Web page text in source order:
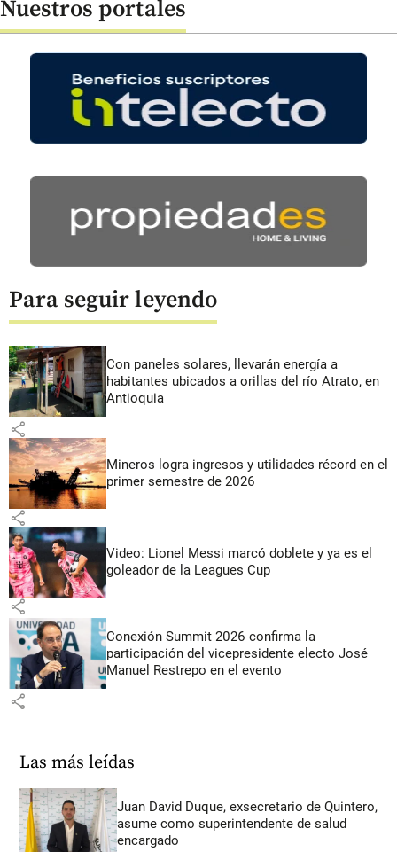
Nuestros portales
Para seguir leyendo
Con paneles solares, llevarán energía a
habitantes ubicados a orillas del río Atrato, en
Antioquia
share
Mineros logra ingresos y utilidades récord en el
primer semestre de 2026
share
Video: Lionel Messi marcó doblete y ya es el
goleador de la Leagues Cup
share
Conexión Summit 2026 confirma la
participación del vicepresidente electo José
Manuel Restrepo en el evento
share
Las más leídas
Juan David Duque, exsecretario de Quintero,
asume como superintendente de salud
encargado